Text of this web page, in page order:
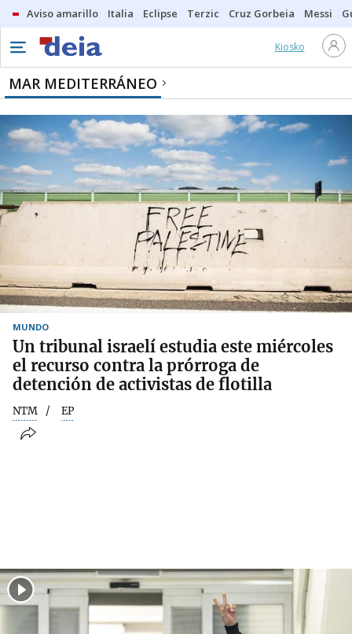
Aviso amarillo Italia Eclipse Terzic Cruz Gorbeia Messi
Kiosko
MAR MEDITERRÁNEO
MUNDO
Un tribunal israelí estudia este miércoles
el recurso contra la prórroga de
detención de activistas de flotilla
NTM EP